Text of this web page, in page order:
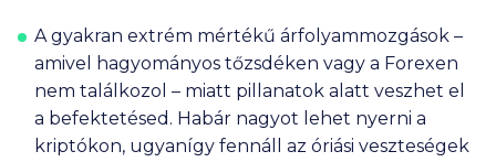
A gyakran extrém mértékű árfolyammozgások –
amivel hagyományos tőzsdéken vagy a Forexen
nem találkozol – miatt pillanatok alatt veszhet el
a befektetésed. Habár nagyot lehet nyerni a
kriptókon, ugyanígy fennáll az óriási veszteségek